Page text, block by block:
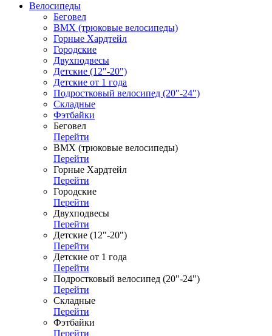
Велосипеды
Беговел
ВМХ (трюковые велосипеды)
Горные Хардтейл
Городские
Двухподвесы
Детские (12"-20")
Детские от 1 года
Подростковый велосипед (20"-24")
Складные
Фэтбайки
Беговел
Перейти
ВМХ (трюковые велосипеды)
Перейти
Горные Хардтейл
Перейти
Городские
Перейти
Двухподвесы
Перейти
Детские (12"-20")
Перейти
Детские от 1 года
Перейти
Подростковый велосипед (20"-24")
Перейти
Складные
Перейти
Фэтбайки
Перейти